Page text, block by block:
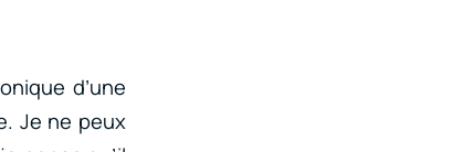
d’une
Je ne peux